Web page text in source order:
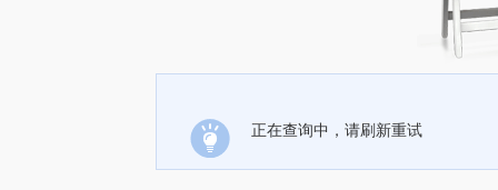
正在查询中，请刷新重试